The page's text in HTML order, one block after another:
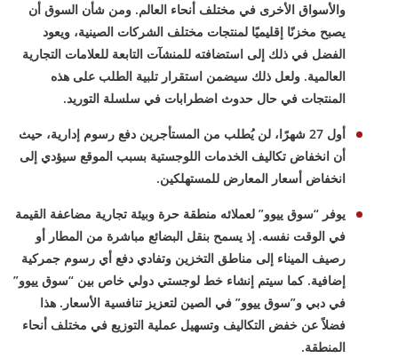
والأسواق الأخرى في مختلف أنحاء العالم. ومن شأن السوق أن
يصبح مخزنًا إقليميًا لمنتجات مختلف الشركات الصينية، ويعود
الفضل في ذلك إلى استضافته للمنشآت التابعة للعلامات التجارية
العالمية. ولعل ذلك سيضمن استقرار تلبية الطلب على هذه
المنتجات في حال حدوث اضطرابات في سلسلة التوريد.
أول 27 شهرًا، لن يُطلب من المستأجرين دفع رسوم إدارية، حيث
أن انخفاض تكاليف الخدمات اللوجستية بسبب الموقع سيؤدي إلى
انخفاض أسعار المعارض للمستهلكين.
يوفر “سوق ييوو” لعملائه منطقة حرة وبيئة تجارية مضاعفة القيمة
في الوقت نفسه. إذ يسمح بنقل البضائع مباشرة من المطار أو
رصيف الميناء إلى مناطق التخزين وتفادي دفع أي رسوم جمركية
إضافية. كما سيتم إنشاء خط لوجستي دولي خاص بين “سوق ييوو”
في دبي و”سوق ييوو” في الصين لتعزيز تنافسية الأسعار. هذا
فضلاً عن خفض التكاليف وتسهيل عملية التوزيع في مختلف أنحاء
المنطقة.